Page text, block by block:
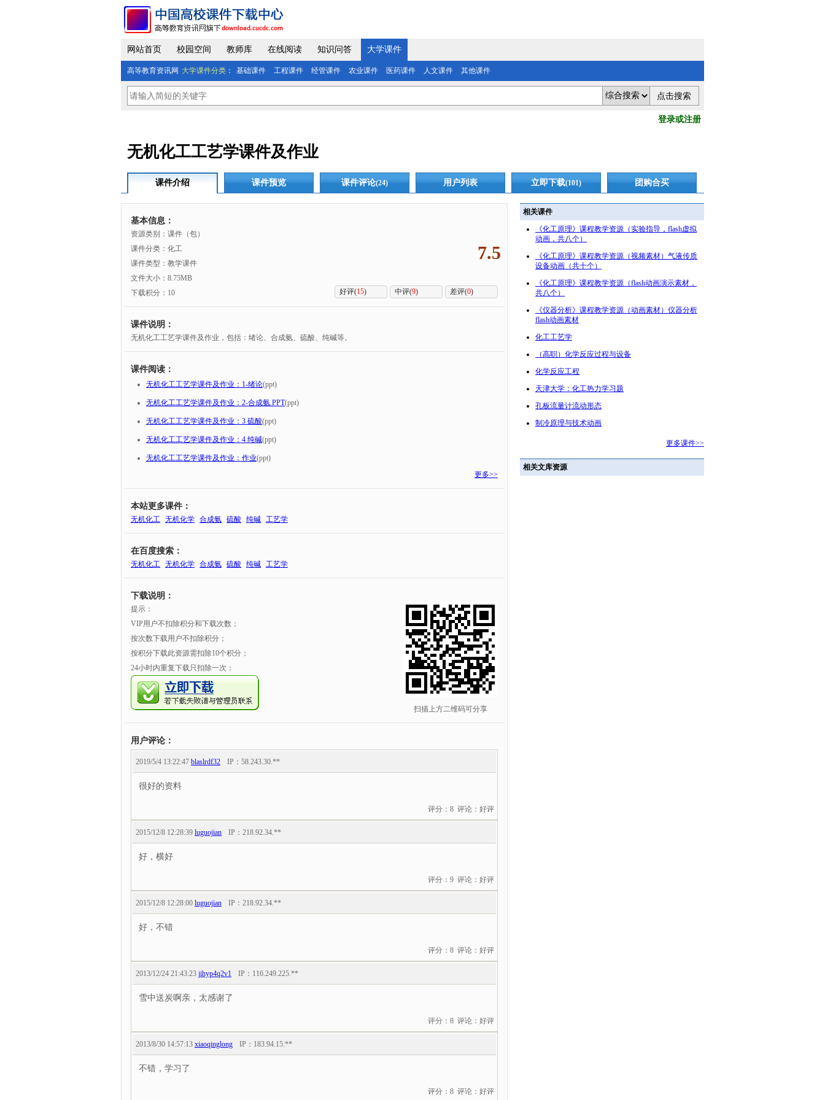
网站首页 校园空间 教师库 在线阅读 知识问答 大学课件
高等教育资讯网 大学课件分类 ： 基础课件 工程课件 经管课件 农业课件 医药课件 人文课件 其他课件
登录或注册
无机化工工艺学课件及作业
课件介绍 课件预览 课件评论(24) 用户列表 立即下载(101) 团购合买
7.5
基本信息：
资源类别：课件（包）
课件分类：化工
课件类型：教学课件
文件大小：8.75MB
差评(0)
中评(9)
好评(15)
下载积分：10
课件说明：
无机化工工艺学课件及作业，包括：绪论、合成氨、硫酸、纯碱等。
课件阅读：
无机化工工艺学课件及作业：1-绪论(ppt)
无机化工工艺学课件及作业：2-合成氨.PPT(ppt)
无机化工工艺学课件及作业：3 硫酸(ppt)
无机化工工艺学课件及作业：4 纯碱(ppt)
无机化工工艺学课件及作业：作业(ppt)
更多>>
本站更多课件：
无机化工 无机化学 合成氨 硫酸 纯碱 工艺学
在百度搜索：
无机化工 无机化学 合成氨 硫酸 纯碱 工艺学
下载说明：
扫描上方二维码可分享
提示：
VIP用户不扣除积分和下载次数；
按次数下载用户不扣除积分；
按积分下载此资源需扣除10个积分；
24小时内重复下载只扣除一次；
用户评论：
2019/5/4 13:22:47 blaslrdf32 IP： 58.243.30.**
很好的资料
评分：8 评论：好评
2015/12/8 12:28:39 luguojian IP： 218.92.34.**
好，横好
评分：9 评论：好评
2015/12/8 12:28:00 luguojian IP： 218.92.34.**
好，不错
评分：8 评论：好评
2013/12/24 21:43:23 jihyp4q2v1 IP： 116.249.225.**
雪中送炭啊亲，太感谢了
评分：8 评论：好评
2013/8/30 14:57:13 xiaoqinglong IP： 183.94.15.**
不错，学习了
评分：8 评论：好评
相关课件
《化工原理》课程教学资源（实验指导，flash虚拟
动画，共八个）
《化工原理》课程教学资源（视频素材）气液传质
设备动画（共十个）
《化工原理》课程教学资源（flash动画演示素材，
共八个）
《仪器分析》课程教学资源（动画素材）仪器分析
flash动画素材
化工工艺学
（高职）化学反应过程与设备
化学反应工程
天津大学：化工热力学习题
孔板流量计流动形态
制冷原理与技术动画
更多课件>>
相关文库资源